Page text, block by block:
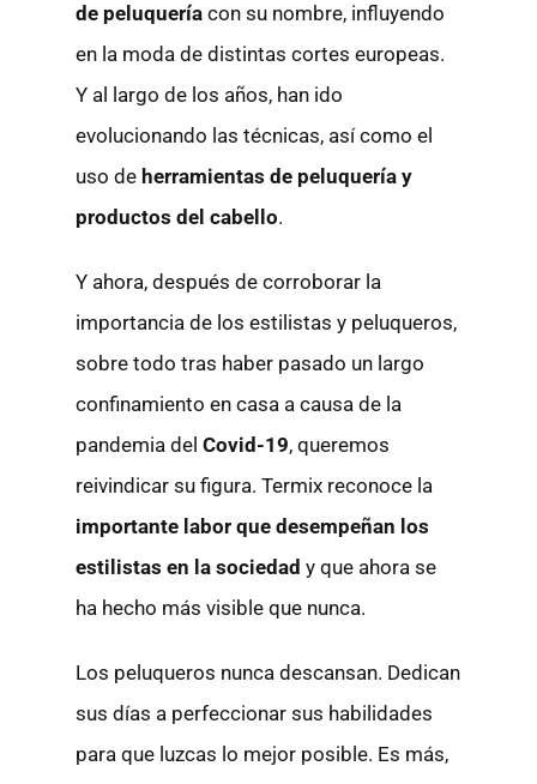
de peluquería con su nombre, influyendo
en la moda de distintas cortes europeas.
Y al largo de los años, han ido
evolucionando las técnicas, así como el
uso de herramientas de peluquería y
productos del cabello.
Y ahora, después de corroborar la
importancia de los estilistas y peluqueros,
sobre todo tras haber pasado un largo
confinamiento en casa a causa de la
pandemia delCovid-19, queremos
reivindicar su figura. Termix reconoce la
importante labor que desempeñan los
estilistas en la sociedad y que ahora se
ha hecho más visible que nunca.
Los peluqueros nunca descansan. Dedican
sus días a perfeccionar sus habilidades
para que luzcas lo mejor posible. Es más,